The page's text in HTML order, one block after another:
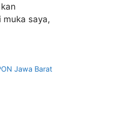
muka saya,
Jawa Barat